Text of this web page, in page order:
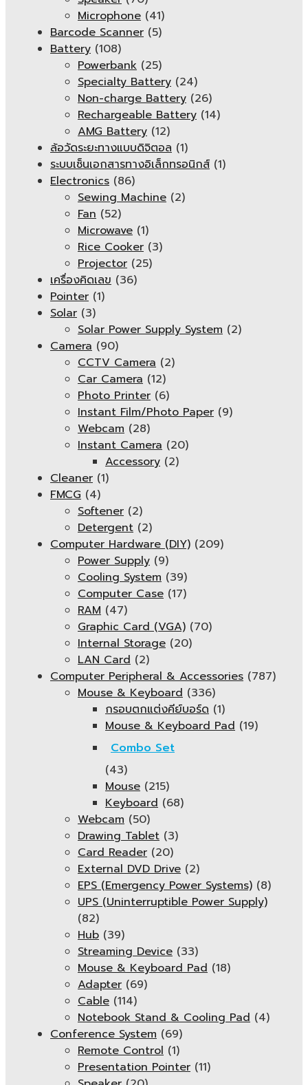
Microphone (41)
Barcode Scanner (5)
Battery (108)
Powerbank (25)
Specialty Battery (24)
Non-charge Battery (26)
Rechargeable Battery (14)
AMG Battery (12)
ล้อวัดระยะทางแบบดิจิตอล (1)
ระบบเซ็นเอกสารทางอิเล็กทรอนิกส์ (1)
Electronics (86)
Sewing Machine (2)
Fan (52)
Microwave (1)
Rice Cooker (3)
Projector (25)
เครื่องคิดเลข (36)
Pointer (1)
Solar (3)
Solar Power Supply System (2)
Camera (90)
CCTV Camera (2)
Car Camera (12)
Photo Printer (6)
Instant Film/Photo Paper (9)
Webcam (28)
Instant Camera (20)
Accessory (2)
Cleaner (1)
FMCG (4)
Softener (2)
Detergent (2)
Computer Hardware (DIY) (209)
Power Supply (9)
Cooling System (39)
Computer Case (17)
RAM (47)
Graphic Card (VGA) (70)
Internal Storage (20)
LAN Card (2)
Computer Peripheral & Accessories (787)
Mouse & Keyboard (336)
กรอบตกแต่งคีย์บอร์ด (1)
Mouse & Keyboard Pad (19)
Combo Set
(43)
Mouse (215)
Keyboard (68)
Webcam (50)
Drawing Tablet (3)
Card Reader (20)
External DVD Drive (2)
EPS (Emergency Power Systems) (8)
UPS (Uninterruptible Power Supply)
(82)
Hub (39)
Streaming Device (33)
Mouse & Keyboard Pad (18)
Adapter (69)
Cable (114)
Notebook Stand & Cooling Pad (4)
Conference System (69)
Remote Control (1)
Presentation Pointer (11)